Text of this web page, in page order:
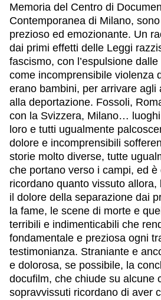
Memoria del Centro di
Contemporanea di Milano,
prezioso ed emozionante. Un
dai primi effetti delle Leggi
fascismo, con l’espulsione
come incomprensibile violenza
erano bambini, per arrivare agli
alla deportazione. Fossoli,
con la Svizzera, Milano…
loro e tutti ugualmente
dolore e incomprensibili
storie molto diverse, tutte
che portano verso i campi, ed
ricordano quanto vissuto allora,
il dolore della separazione dai
la fame, le scene di morte e
terribili e indimenticabili che
fondamentale e preziosa ogni
testimonianza. Straniante e
e dolorosa, se possibile, la
docufilm, che chiude su alcune
sopravvissuti ricordano di aver